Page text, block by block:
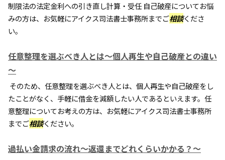
制限法の法定金利への引き直し計算・受任 自己破産についてお悩
みの方は、お気軽にアイクス司法書士事務所までご相談くださ
い。
任意整理を選ぶべき人とは～個人再生や自己破産との違い
～
そのため、任意整理を選ぶべき人とは、個人再生や自己破産をし
たことがなく、手軽に借金を減額したい人であるといえます。任
意整理についてお考えの方は、お気軽にアイクス司法書士事務所
までご相談ください。
過払い金請求の流れ～返還までどれくらいかかる？～